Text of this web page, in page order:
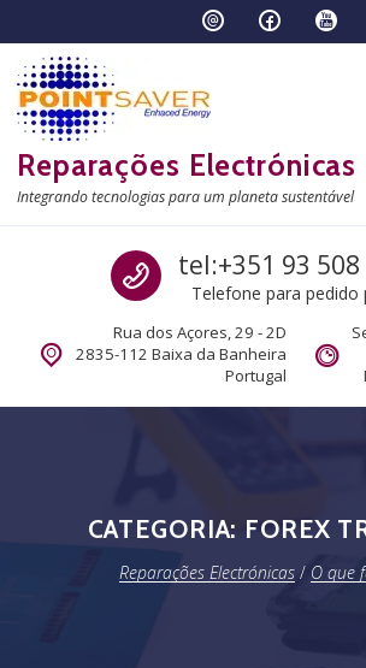
Reparações Electrónicas
Integrando tecnologias para um planeta sustentável
Call us
tel:+351 93 508
Telefone para pedido
Rua dos Açores, 29 - 2D
2835-112 Baixa da Banheira
Portugal
CATEGORIA: FOREX
Reparações Electrónicas/ O que